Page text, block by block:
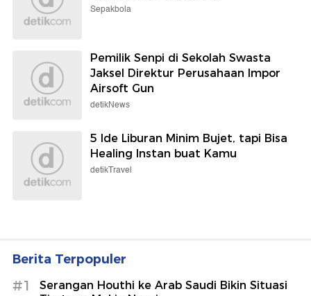
Sepakbola
Pemilik Senpi di Sekolah Swasta
Jaksel Direktur Perusahaan Impor
Airsoft Gun
detikNews
5 Ide Liburan Minim Bujet, tapi Bisa
Healing Instan buat Kamu
detikTravel
Berita Terpopuler
#1
Serangan Houthi ke Arab Saudi Bikin Situasi